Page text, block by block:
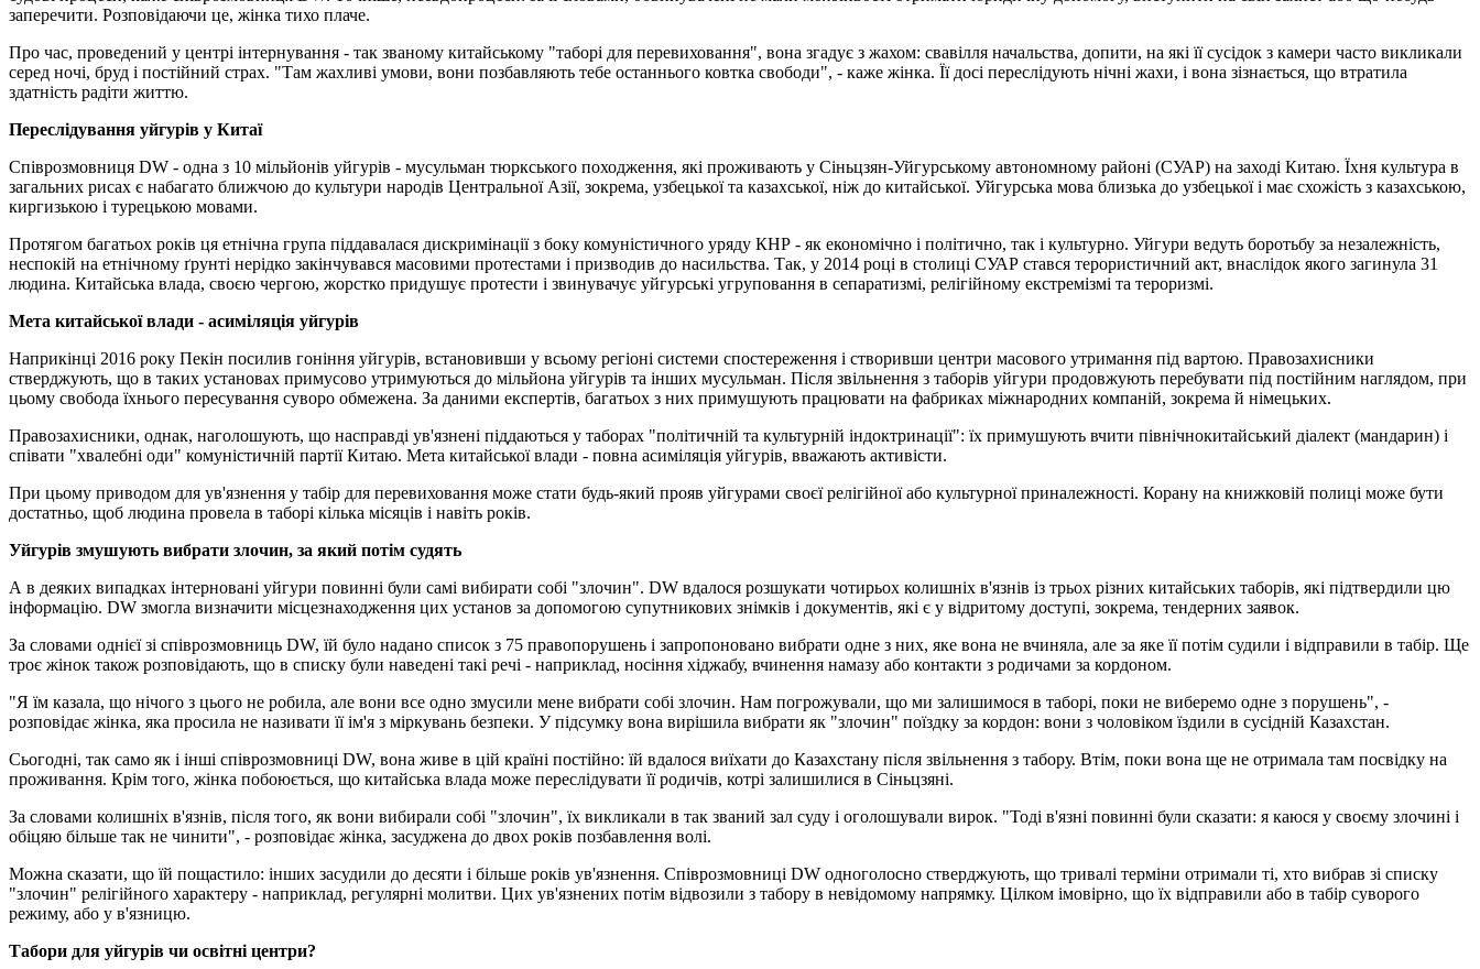
заперечити. Розповідаючи це, жінка тихо плаче.
Про час, проведений у центрі інтернування - так званому китайському "таборі для перевиховання", вона згадує з жахом: свавілля начальства, допити, на які її сусідок з камери часто викликали
серед ночі, бруд і постійний страх. "Там жахливі умови, вони позбавляють тебе останнього ковтка свободи", - каже жінка. Її досі переслідують нічні жахи, і вона зізнається, що втратила
здатність радіти життю.
Переслідування уйгурів у Китаї
Співрозмовниця DW - одна з 10 мільйонів уйгурів - мусульман тюркського походження, які проживають у Сіньцзян-Уйгурському автономному районі (СУАР) на заході Китаю. Їхня культура в
загальних рисах є набагато ближчою до культури народів Центральної Азії, зокрема, узбецької та казахської, ніж до китайської. Уйгурська мова близька до узбецької і має схожість з казахською,
киргизькою і турецькою мовами.
Протягом багатьох років ця етнічна група піддавалася дискримінації з боку комуністичного уряду КНР - як економічно і політично, так і культурно. Уйгури ведуть боротьбу за незалежність,
неспокій на етнічному ґрунті нерідко закінчувався масовими протестами і призводив до насильства. Так, у 2014 році в столиці СУАР стався терористичний акт, внаслідок якого загинула 31
людина. Китайська влада, своєю чергою, жорстко придушує протести і звинувачує уйгурські угруповання в сепаратизмі, релігійному екстремізмі та тероризмі.
Мета китайської влади - асиміляція уйгурів
Наприкінці 2016 року Пекін посилив гоніння уйгурів, встановивши у всьому регіоні системи спостереження і створивши центри масового утримання під вартою. Правозахисники
стверджують, що в таких установах примусово утримуються до мільйона уйгурів та інших мусульман. Після звільнення з таборів уйгури продовжують перебувати під постійним наглядом, при
цьому свобода їхнього пересування суворо обмежена. За даними експертів, багатьох з них примушують працювати на фабриках міжнародних компаній, зокрема й німецьких.
Правозахисники, однак, наголошують, що насправді ув'язнені піддаються у таборах "політичній та культурній індоктринації": їх примушують вчити північнокитайський діалект (мандарин) і
співати "хвалебні оди" комуністичній партії Китаю. Мета китайської влади - повна асиміляція уйгурів, вважають активісти.
При цьому приводом для ув'язнення у табір для перевиховання може стати будь-який прояв уйгурами своєї релігійної або культурної приналежності. Корану на книжковій полиці може бути
достатньо, щоб людина провела в таборі кілька місяців і навіть років.
Уйгурів змушують вибрати злочин, за який потім судять
А в деяких випадках інтерновані уйгури повинні були самі вибирати собі "злочин". DW вдалося розшукати чотирьох колишніх в'язнів із трьох різних китайських таборів, які підтвердили цю
інформацію. DW змогла визначити місцезнаходження цих установ за допомогою супутникових знімків і документів, які є у відритому доступі, зокрема, тендерних заявок.
За словами однієї зі співрозмовниць DW, їй було надано список з 75 правопорушень і запропоновано вибрати одне з них, яке вона не вчиняла, але за яке її потім судили і відправили в табір. Ще
троє жінок також розповідають, що в списку були наведені такі речі - наприклад, носіння хіджабу, вчинення намазу або контакти з родичами за кордоном.
"Я їм казала, що нічого з цього не робила, але вони все одно змусили мене вибрати собі злочин. Нам погрожували, що ми залишимося в таборі, поки не виберемо одне з порушень", -
розповідає жінка, яка просила не називати її ім'я з міркувань безпеки. У підсумку вона вирішила вибрати як "злочин" поїздку за кордон: вони з чоловіком їздили в сусідній Казахстан.
Сьогодні, так само як і інші співрозмовниці DW, вона живе в цій країні постійно: їй вдалося виїхати до Казахстану після звільнення з табору. Втім, поки вона ще не отримала там посвідку на
проживання. Крім того, жінка побоюється, що китайська влада може переслідувати її родичів, котрі залишилися в Сіньцзяні.
За словами колишніх в'язнів, після того, як вони вибирали собі "злочин", їх викликали в так званий зал суду і оголошували вирок. "Тоді в'язні повинні були сказати: я каюся у своєму злочині і
обіцяю більше так не чинити", - розповідає жінка, засуджена до двох років позбавлення волі.
Можна сказати, що їй пощастило: інших засудили до десяти і більше років ув'язнення. Співрозмовниці DW одноголосно стверджують, що тривалі терміни отримали ті, хто вибрав зі списку
"злочин" релігійного характеру - наприклад, регулярні молитви. Цих ув'язнених потім відвозили з табору в невідомому напрямку. Цілком імовірно, що їх відправили або в табір суворого
режиму, або у в'язницю.
Табори для уйгурів чи освітні центри?